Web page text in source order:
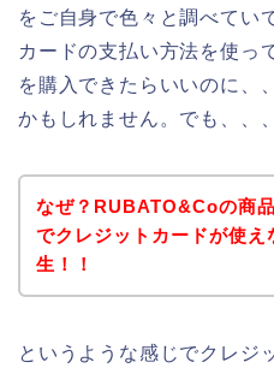
をご自身で色々と調べてい
カードの支払い方法を使っ
を購入できたらいいのに、
かもしれません。でも、、
なぜ？RUBATO&Coの商
でクレジットカードが使え
生！！
というような感じでクレジ